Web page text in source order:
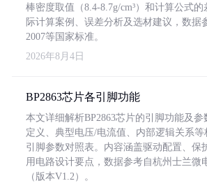
棒密度取值（8.4-8.7g/cm³）和计算公式
际计算案例、误差分析及选材建议，数据
2007等国家标准。
2026年8月4日
BP2863芯片各引脚功能
本文详细解析BP2863芯片的引脚功能及
定义、典型电压/电流值、内部逻辑关系
引脚参数对照表。内容涵盖驱动配置、保
用电路设计要点，数据参考自杭州士兰微
（版本V1.2）。